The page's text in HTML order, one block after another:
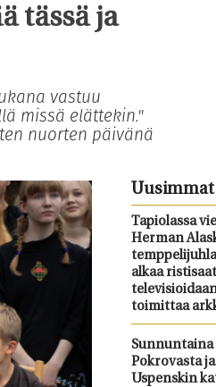
tässä ja
vastuu
missä elättekin."
nuorten päivänä
Uusimmat
Tapiolassa
Herman
alkaa
toimittaa
Pokrovasta
Uspenskin